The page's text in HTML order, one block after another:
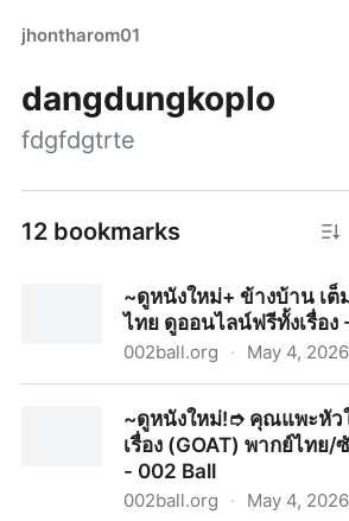
jhontharom01
dangdungkoplo
fdgfdgtrte
12 bookmarks
~ดูหนังใหม่+ ข้างบ้าน เต็
ไทย ดูออนไลน์ฟรีทั้งเรื่อง
002ball.org · May 4, 2026
ออนไลน์ฟรีทั้งเรื่อง - 002 Ball
~ดูหนังใหม่!➮ คุณแพะหัว
เรื่อง (GOAT) พากย์ไทย
- 002 Ball
002ball.org · May 4, 2026